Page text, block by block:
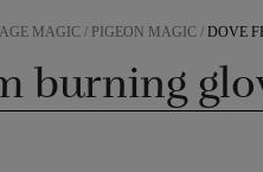
MAGIC / PIGEON MAGIC / DOVE
burning